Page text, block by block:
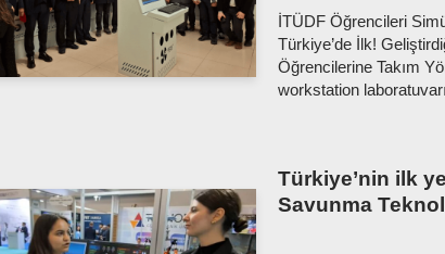
İTÜDF Öğrencileri
Türkiye’de İlk!
Öğrencilerine Takım
workstation
Türkiye’nin ilk
Savunma